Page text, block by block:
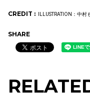
CREDIT : ILLUSTRATION：中村
SHARE